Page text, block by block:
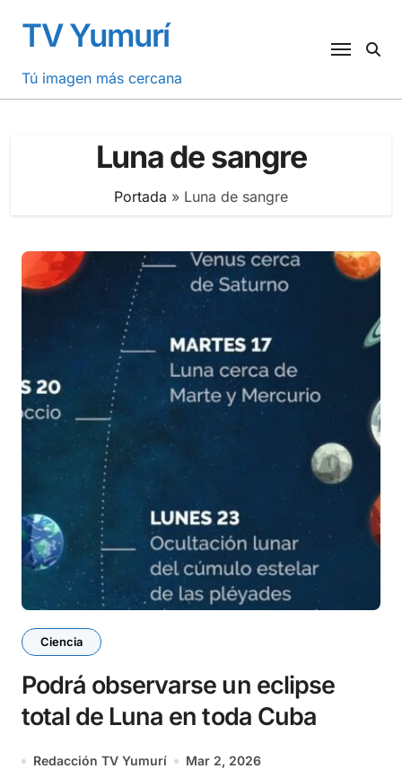
contenido
TV Yumurí
Tú imagen más cercana
Luna de sangre
Portada » Luna de sangre
Ciencia
Podrá observarse un eclipse
total de Luna en toda Cuba
Redacción TV Yumurí Mar 2, 2026